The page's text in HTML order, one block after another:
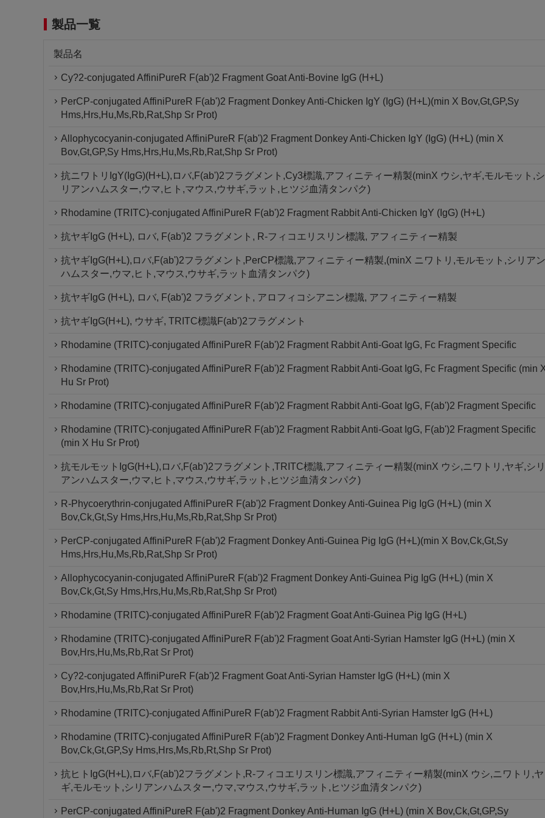
製品一覧
製品名
Cy?2-conjugated AffiniPureR F(ab')2 Fragment Goat Anti-Bovine IgG (H+L)
PerCP-conjugated AffiniPureR F(ab')2 Fragment Donkey Anti-Chicken IgY (IgG) (H+L)(min X Bov,Gt,GP,Sy
Hms,Hrs,Hu,Ms,Rb,Rat,Shp Sr Prot)
Allophycocyanin-conjugated AffiniPureR F(ab')2 Fragment Donkey Anti-Chicken IgY (IgG) (H+L) (min X
Bov,Gt,GP,Sy Hms,Hrs,Hu,Ms,Rb,Rat,Shp Sr Prot)
抗ニワトリIgY(IgG)(H+L),ロバ,F(ab')2フラグメント,Cy3標識,アフィニティー精製(minX ウシ,ヤギ,モルモット,シ
リアンハムスター,ウマ,ヒト,マウス,ウサギ,ラット,ヒツジ血清タンパク)
Rhodamine (TRITC)-conjugated AffiniPureR F(ab')2 Fragment Rabbit Anti-Chicken IgY (IgG) (H+L)
抗ヤギIgG (H+L), ロバ, F(ab')2 フラグメント, R-フィコエリスリン標識, アフィニティー精製
抗ヤギIgG(H+L),ロバ,F(ab')2フラグメント,PerCP標識,アフィニティー精製,(minX ニワトリ,モルモット,シリアン
ハムスター,ウマ,ヒト,マウス,ウサギ,ラット血清タンパク)
抗ヤギIgG (H+L), ロバ, F(ab')2 フラグメント, アロフィコシアニン標識, アフィニティー精製
抗ヤギIgG(H+L), ウサギ, TRITC標識F(ab')2フラグメント
Rhodamine (TRITC)-conjugated AffiniPureR F(ab')2 Fragment Rabbit Anti-Goat IgG, Fc Fragment Specific
Rhodamine (TRITC)-conjugated AffiniPureR F(ab')2 Fragment Rabbit Anti-Goat IgG, Fc Fragment Specific (min
Hu Sr Prot)
Rhodamine (TRITC)-conjugated AffiniPureR F(ab')2 Fragment Rabbit Anti-Goat IgG, F(ab')2 Fragment Specific
Rhodamine (TRITC)-conjugated AffiniPureR F(ab')2 Fragment Rabbit Anti-Goat IgG, F(ab')2 Fragment Specific
(min X Hu Sr Prot)
抗モルモットIgG(H+L),ロバ,F(ab')2フラグメント,TRITC標識,アフィニティー精製(minX ウシ,ニワトリ,ヤギ,シリ
アンハムスター,ウマ,ヒト,マウス,ウサギ,ラット,ヒツジ血清タンパク)
R-Phycoerythrin-conjugated AffiniPureR F(ab')2 Fragment Donkey Anti-Guinea Pig IgG (H+L) (min X
Bov,Ck,Gt,Sy Hms,Hrs,Hu,Ms,Rb,Rat,Shp Sr Prot)
PerCP-conjugated AffiniPureR F(ab')2 Fragment Donkey Anti-Guinea Pig IgG (H+L)(min X Bov,Ck,Gt,Sy
Hms,Hrs,Hu,Ms,Rb,Rat,Shp Sr Prot)
Allophycocyanin-conjugated AffiniPureR F(ab')2 Fragment Donkey Anti-Guinea Pig IgG (H+L) (min X
Bov,Ck,Gt,Sy Hms,Hrs,Hu,Ms,Rb,Rat,Shp Sr Prot)
Rhodamine (TRITC)-conjugated AffiniPureR F(ab')2 Fragment Goat Anti-Guinea Pig IgG (H+L)
Rhodamine (TRITC)-conjugated AffiniPureR F(ab')2 Fragment Goat Anti-Syrian Hamster IgG (H+L) (min X
Bov,Hrs,Hu,Ms,Rb,Rat Sr Prot)
Cy?2-conjugated AffiniPureR F(ab')2 Fragment Goat Anti-Syrian Hamster IgG (H+L) (min X
Bov,Hrs,Hu,Ms,Rb,Rat Sr Prot)
Rhodamine (TRITC)-conjugated AffiniPureR F(ab')2 Fragment Rabbit Anti-Syrian Hamster IgG (H+L)
Rhodamine (TRITC)-conjugated AffiniPureR F(ab')2 Fragment Donkey Anti-Human IgG (H+L) (min X
Bov,Ck,Gt,GP,Sy Hms,Hrs,Ms,Rb,Rt,Shp Sr Prot)
抗ヒトIgG(H+L),ロバ,F(ab')2フラグメント,R-フィコエリスリン標識,アフィニティー精製(minX ウシ,ニワトリ,ヤ
ギ,モルモット,シリアンハムスター,ウマ,マウス,ウサギ,ラット,ヒツジ血清タンパク)
PerCP-conjugated AffiniPureR F(ab')2 Fragment Donkey Anti-Human IgG (H+L) (min X Bov,Ck,Gt,GP,Sy